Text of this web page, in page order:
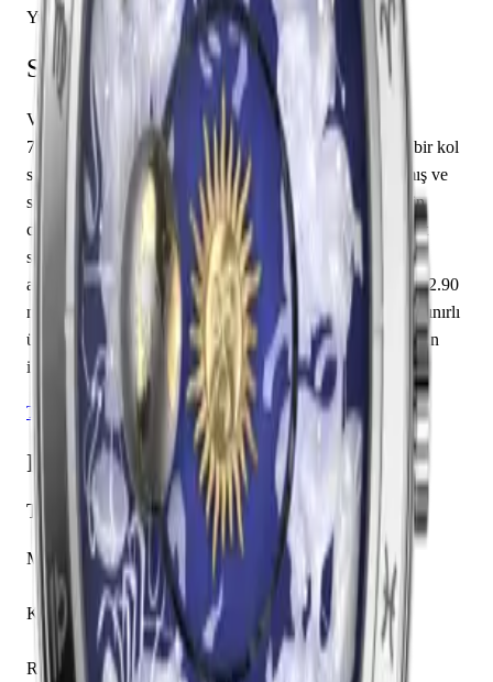
Yuvarlak
Saat Hakkında
Vacheron Constantin'in Métiers d'Art koleksiyonundan
7600U/000G-B226 referans numaralı bu model, seçkin bir kol
saatidir. Beyaz Altın kasası 43.00 mm çapında tasarlanmış ve
safir cam ile donatılmıştır. İçerisinde Vacheron Constantin
caliber 2460 RT mekanizma yer almakta olup dakika, saat
sunmaktadır. Mavi kadranı üzerinde yok indeksler yer
almaktadır. Teknik detaylarında 30.00 m su geçirmezlik, 12.90
mm kasa yüksekliği, kapalı arka kapak öne çıkmaktadır. Sınırlı
üretim olarak piyasaya sunulan bu model, koleksiyonerlerin
ilgisini çekmektedir.
Tüm Vacheron Constantin Modelleri
Detaylı Teknik Özellikler
Temel Bilgiler
Marka
Vacheron Constantin
Koleksiyon
Métiers d'Art
Referans